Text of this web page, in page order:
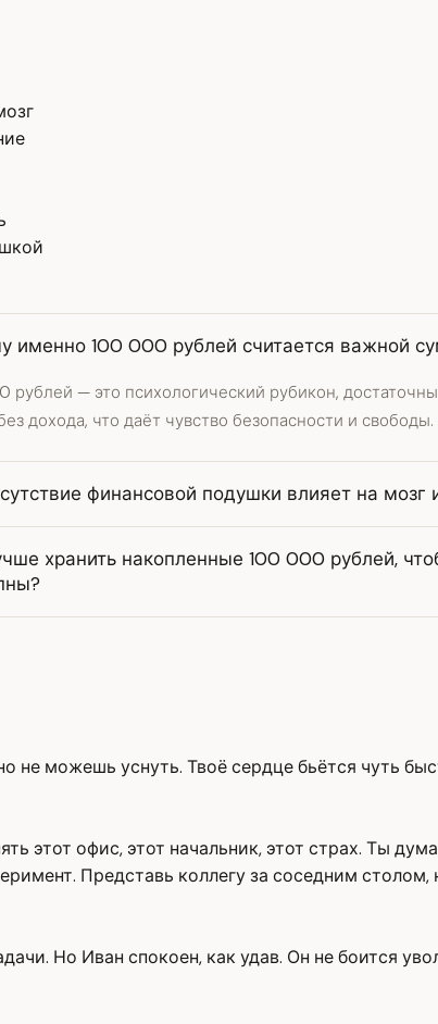
именно 100 000 рублей считается важной
рублей — это психологический рубикон,
дохода, что даёт чувство безопасности и свободы.
финансовой подушки влияет на мозг
хранить накопленные 100 000 рублей,
не можешь уснуть. Твоё сердце бьётся чуть
этот офис, этот начальник, этот страх. Ты
Представь коллегу за соседним столом,
Но Иван спокоен, как удав. Он не боится